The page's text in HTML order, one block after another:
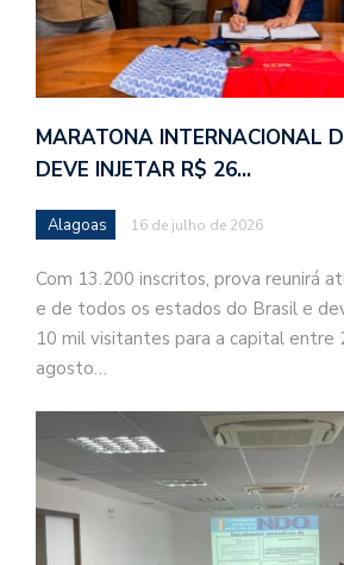
MARATONA INTERNACIONAL
DEVE INJETAR R$ 26…
Alagoas 16 de julho de 2026
Com 13.200 inscritos, prova reunirá
e de todos os estados do Brasil e
10 mil visitantes para a capital entre
agosto…